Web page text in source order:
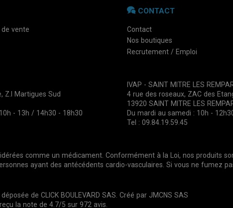
vente
CONTACT
Contact
Nos boutiques
Recrutement / Emploi
Z.I Martigues Sud
- 13h / 14h30 - 18h30
IVAP - SAINT MITRE LES
4 rue des roseaux, ZAC des
13920 SAINT MITRE LES
Du mardi au samedi : 10h -
Tel : 09.84.19.59.45
comme un médicament. Conformément à la Loi, nos produits
ayant des antécédents cardio-vasculaires. Si vous ne fumez
de CLICK BOULEVARD SAS. Créé par JMCNS SAS
la note de 4.7/5 sur 972 avis.